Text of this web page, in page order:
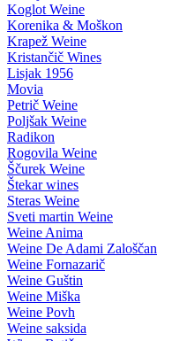
Koglot Weine
Korenika & Moškon
Krapež Weine
Kristančič Wines
Lisjak 1956
Movia
Petrič Weine
Poljšak Weine
Radikon
Rogovila Weine
Ščurek Weine
Štekar wines
Steras Weine
Sveti martin Weine
Weine Anima
Weine De Adami Zaloščan
Weine Fornazarič
Weine Guštin
Weine Miška
Weine Povh
Weine saksida